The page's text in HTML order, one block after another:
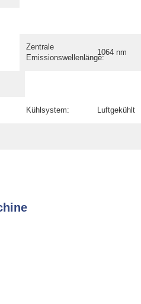
Zentrale
Emissionswellenlänge:
1064 nm
Kühlsystem: Luftgekühlt